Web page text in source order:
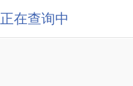
正在查询中